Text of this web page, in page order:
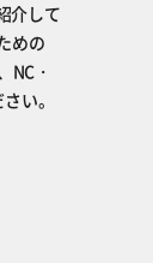
介して
めの
NC・
い。